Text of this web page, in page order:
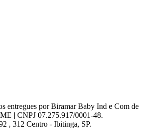
entregues por Biramar Baby Ind e Com de
| CNPJ 07.275.917/0001-48.
, 312 Centro - Ibitinga, SP.